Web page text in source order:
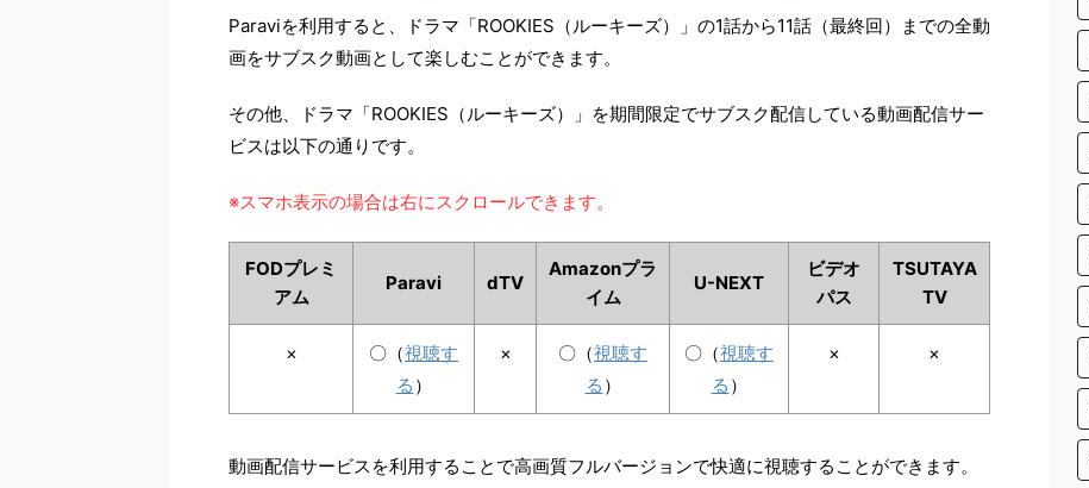
Paraviを利用すると、ドラマ「ROOKIES（ルーキーズ）」の1話から11話（最終回）までの全動
画をサブスク動画として楽しむことができます。
その他、ドラマ「ROOKIES（ルーキーズ）」を期間限定でサブスク配信している動画配信サー
ビスは以下の通りです。
※スマホ表示の場合は右にスクロールできます。
FODプレミ
アム
Paravi dTV
Amazonプラ
イム
U-NEXT
ビデオ
パス
TSUTAYA
TV
× 〇（視聴す
る ）
× 〇（視聴す
る ）
〇（視聴す
る ）
× ×
動画配信サービスを利用することで高画質フルバージョンで快適に視聴することができます。